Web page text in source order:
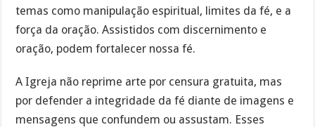
temas como manipulação espiritual, limites da fé, e a
força da oração. Assistidos com discernimento e
oração, podem fortalecer nossa fé.
A Igreja não reprime arte por censura gratuita, mas
por defender a integridade da fé diante de imagens e
mensagens que confundem ou assustam. Esses